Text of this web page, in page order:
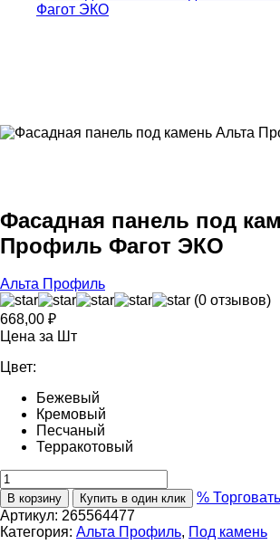
Фасадная панель под
Профиль Фагот ЭКО
Альта Профиль
(0 отзывов)
668,00 ₽
Цена за Шт
Цвет:
Бежевый
Кремовый
Песчаный
Терракотовый
В корзину Купить в один клик
%
Артикул: 265564477
Категория: Альта Профиль, Под камень